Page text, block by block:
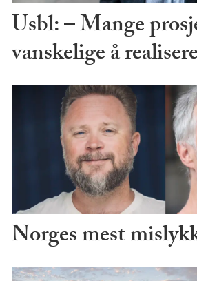
Usbl: – Mange
vanskelige å
Norges mest